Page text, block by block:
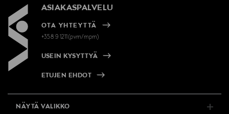
ASIAKASPALVELU
OTA YHTEYTTÄ
+358 9 1211(pvm/mpm)
USEIN KYSYTTYÄ
ETUJEN EHDOT
NÄYTÄ VALIKKO